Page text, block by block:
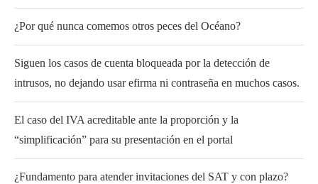
¿Por qué nunca comemos otros peces del Océano?
Siguen los casos de cuenta bloqueada por la detección de
intrusos, no dejando usar efirma ni contraseña en muchos casos.
El caso del IVA acreditable ante la proporción y la
“simplificación” para su presentación en el portal
¿Fundamento para atender invitaciones del SAT y con plazo?